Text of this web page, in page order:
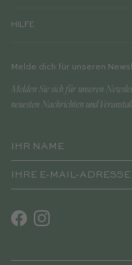
HILFE
Melde dich für unseren
Melden Sie sich für unseren
neuesten Nachrichten und
FacebookInstagram